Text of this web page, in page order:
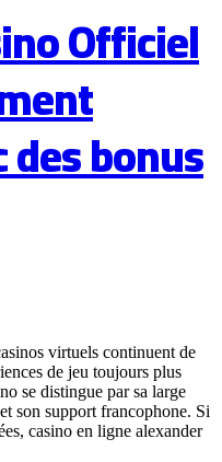
Officiel
bonus
virtuels continuent de
de jeu toujours plus
se distingue par sa large
son support francophone. Si
casino en ligne alexander